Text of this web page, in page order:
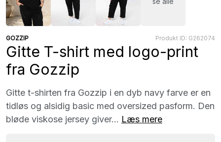
GOZZIP Produkt ID: G262074
Gitte T-shirt med logo-print
fra Gozzip
Gitte t-shirten fra Gozzip i en dyb navy farve er en
tidløs og alsidig basic med oversized pasform. Den
bløde viskose jersey giver... Læs mere